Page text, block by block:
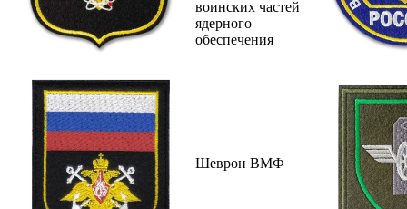
воинских частей
ядерного
обеспечения
Шеврон ВМФ